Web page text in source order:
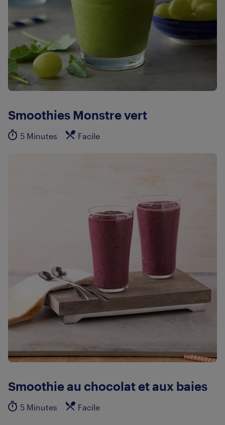
Smoothies Monstre vert
5 Minutes Facile
Smoothie au chocolat et aux baies
5 Minutes Facile